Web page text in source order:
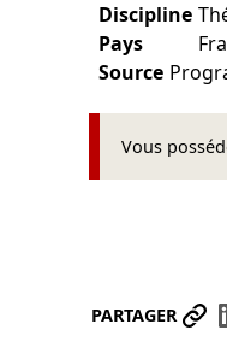
Discipline
Pays
Source
Vous
PARTAGER